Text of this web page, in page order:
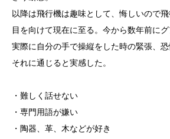
以降は飛行機は趣味として、悔しいので
目を向けて現在に至る。今から数年前に
実際に自分の手で操縦をした時の緊張、
それに通じると実感した。
・難しく話せない
・専門用語が嫌い
・陶器、革、木などが好き